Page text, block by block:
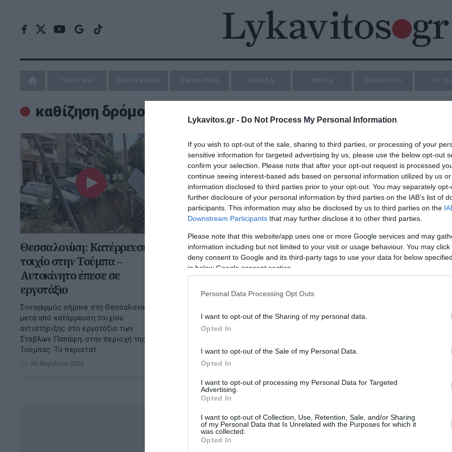
Lykavitos.gr - Do Not Process My Personal Information
If you wish to opt-out of the sale, sharing to third parties, or processing of your
sensitive information for targeted advertising by us, please use the below opt-out
confirm your selection. Please note that after your opt-out request is processed
continue seeing interest-based ads based on personal information utilized by us
information disclosed to third parties prior to your opt-out. You may separately
further disclosure of your personal information by third parties on the IAB’s list of
participants. This information may also be disclosed by us to third parties on the
Downstream Participants that may further disclose it to other third parties.
Please note that this website/app uses one or more Google services and may
information including but not limited to your visit or usage behaviour. You may
deny consent to Google and its third-party tags to use your data for below
in below Google consent section.
Personal Data Processing Opt Outs
I want to opt-out of the Sharing of my personal data.
Opted In
I want to opt-out of the Sale of my Personal Data.
Opted In
I want to opt-out of processing my Personal Data for Targeted
Advertising.
Opted In
I want to opt-out of Collection, Use, Retention, Sale, and/or Sharing
of my Personal Data that Is Unrelated with the Purposes for which it
was collected.
Opted In
καθίζηση δρόμου
Θεσσαλονίκη: Κατέρρευσε
τοιχίο στην Τούμπα –
Αυτοκίνητο έπεσε σε
εργοτάξιο
Συναγερμός σήμανε στη Θεσσαλονίκη,
μετά από κατάρρευση τοιχίου
αντιστήριξης στο εργοτάξιο των
Στάβλων Παπάφη, στην περιοχή της
Τούμπας. Το περιστατ...
20 Απριλίου 2026